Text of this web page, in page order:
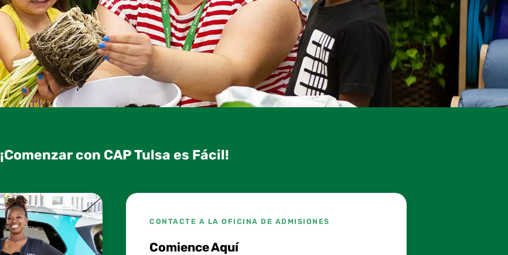
¡Comenzar con CAP Tulsa es Fácil!
CONTACTE A LA OFICINA DE ADMISIONES
Comience Aquí